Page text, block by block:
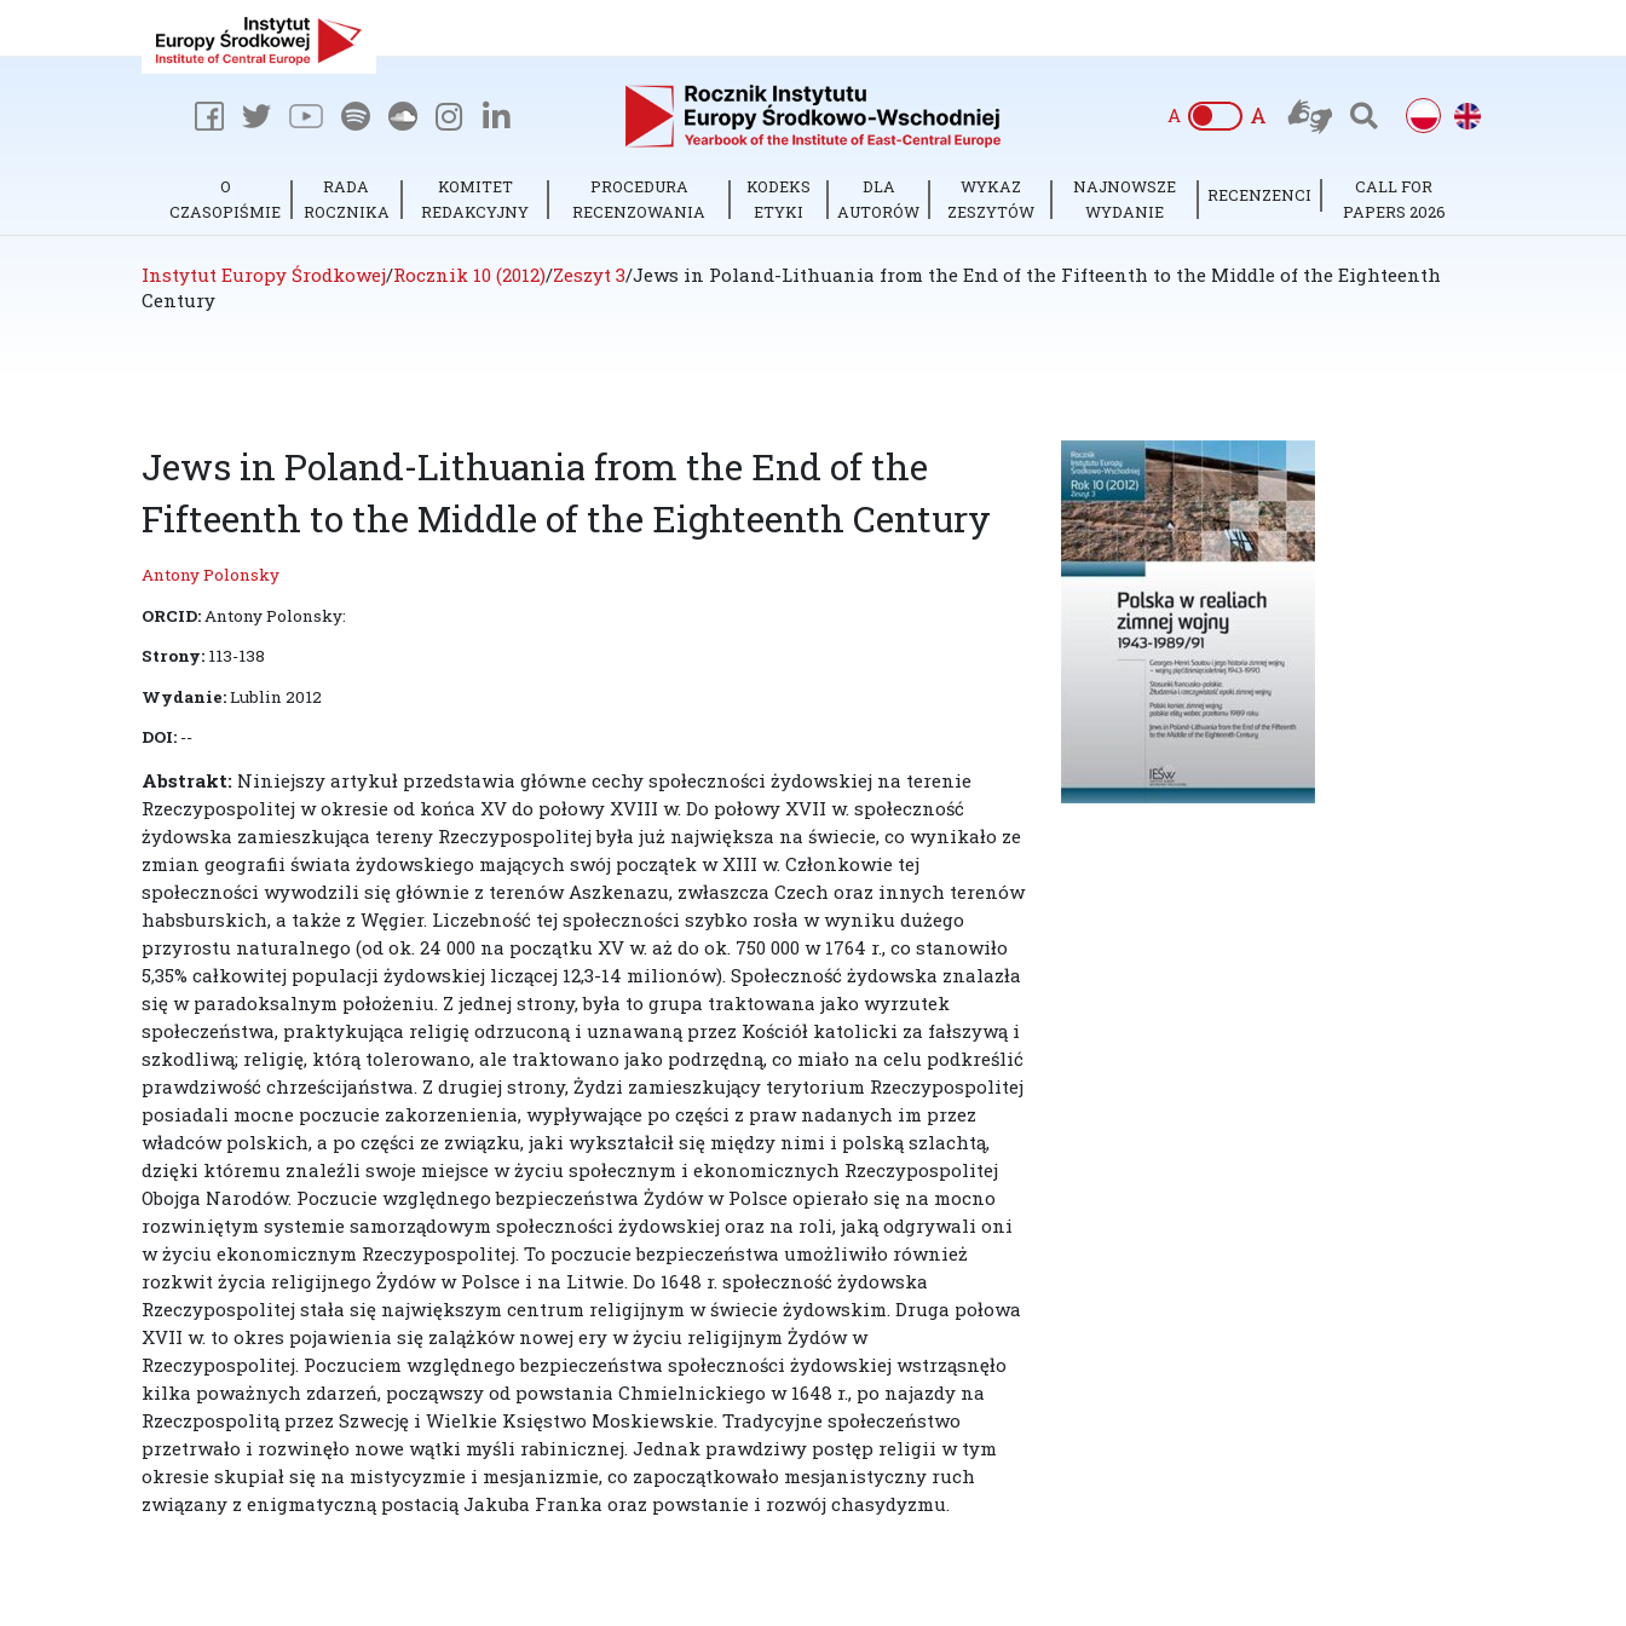
A A
O
CZASOPIŚMIE
RADA
ROCZNIKA
KOMITET
REDAKCYJNY
PROCEDURA
RECENZOWANIA
KODEKS
ETYKI
DLA
AUTORÓW
WYKAZ
ZESZYTÓW
NAJNOWSZE
WYDANIE
RECENZENCI
CALL FOR
PAPERS 2026
Instytut Europy Środkowej/Rocznik 10 (2012)/Zeszyt 3/Jews in Poland-Lithuania from the End of the Fifteenth to the Middle of the Eighteenth
Century
Jews in Poland-Lithuania from the End of the
Fifteenth to the Middle of the Eighteenth Century
Antony Polonsky
ORCID:Antony Polonsky:
Strony: 113-138
Wydanie:Lublin 2012
DOI: --
Abstrakt: Niniejszy artykuł przedstawia główne cechy społeczności żydowskiej na terenie
Rzeczypospolitej w okresie od końca XV do połowy XVIII w. Do połowy XVII w. społeczność
żydowska zamieszkująca tereny Rzeczypospolitej była już największa na świecie, co wynikało ze
zmian geografii świata żydowskiego mających swój początek w XIII w. Członkowie tej
społeczności wywodzili się głównie z terenów Aszkenazu, zwłaszcza Czech oraz innych terenów
habsburskich, a także z Węgier. Liczebność tej społeczności szybko rosła w wyniku dużego
przyrostu naturalnego (od ok. 24 000 na początku XV w. aż do ok. 750 000 w 1764 r., co stanowiło
5,35% całkowitej populacji żydowskiej liczącej 12,3-14 milionów). Społeczność żydowska znalazła
się w paradoksalnym położeniu. Z jednej strony, była to grupa traktowana jako wyrzutek
społeczeństwa, praktykująca religię odrzuconą i uznawaną przez Kościół katolicki za fałszywą i
szkodliwą; religię, którą tolerowano, ale traktowano jako podrzędną, co miało na celu podkreślić
prawdziwość chrześcijaństwa. Z drugiej strony, Żydzi zamieszkujący terytorium Rzeczypospolitej
posiadali mocne poczucie zakorzenienia, wypływające po części z praw nadanych im przez
władców polskich, a po części ze związku, jaki wykształcił się między nimi i polską szlachtą,
dzięki któremu znaleźli swoje miejsce w życiu społecznym i ekonomicznych Rzeczypospolitej
Obojga Narodów. Poczucie względnego bezpieczeństwa Żydów w Polsce opierało się na mocno
rozwiniętym systemie samorządowym społeczności żydowskiej oraz na roli, jaką odgrywali oni
w życiu ekonomicznym Rzeczypospolitej. To poczucie bezpieczeństwa umożliwiło również
rozkwit życia religijnego Żydów w Polsce i na Litwie. Do 1648 r. społeczność żydowska
Rzeczypospolitej stała się największym centrum religijnym w świecie żydowskim. Druga połowa
XVII w. to okres pojawienia się zalążków nowej ery w życiu religijnym Żydów w
Rzeczypospolitej. Poczuciem względnego bezpieczeństwa społeczności żydowskiej wstrząsnęło
kilka poważnych zdarzeń, począwszy od powstania Chmielnickiego w 1648 r., po najazdy na
Rzeczpospolitą przez Szwecję i Wielkie Księstwo Moskiewskie. Tradycyjne społeczeństwo
przetrwało i rozwinęło nowe wątki myśli rabinicznej. Jednak prawdziwy postęp religii w tym
okresie skupiał się na mistycyzmie i mesjanizmie, co zapoczątkowało mesjanistyczny ruch
związany z enigmatyczną postacią Jakuba Franka oraz powstanie i rozwój chasydyzmu.